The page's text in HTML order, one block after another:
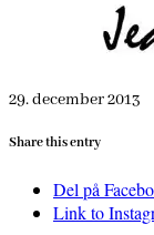
29. december 2013
Share this entry
Del på
Link to